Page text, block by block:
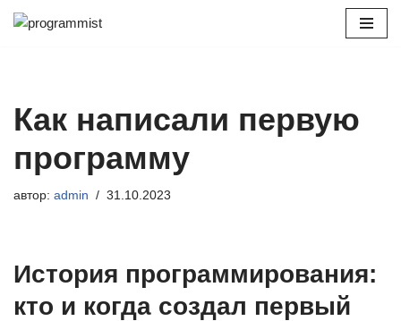
Как написали первую
программу
автор: admin 31.10.2023
История программирования:
кто и когда создал первый